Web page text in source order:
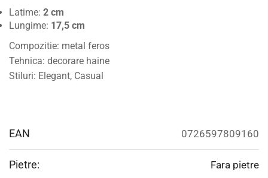
Latime: 2 cm
Lungime: 17,5 cm
Compozitie: metal feros
Tehnica: decorare haine
Stiluri: Elegant, Casual
EAN 0726597809160
Pietre: Fara pietre